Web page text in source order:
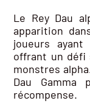
Le Rey Dau
apparition
joueurs
offrant un défi
monstres
Dau
récompense.